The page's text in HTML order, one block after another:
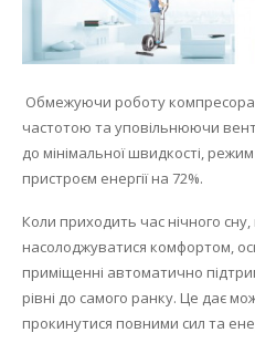
Обмежуючи роботу компресора
частотою та уповільнюючи
до мінімальної швидкості,
пристроєм енергії на 72%.
Коли приходить час нічного
насолоджуватися комфортом,
приміщенні автоматично
рівні до самого ранку. Це дає
прокинутися повними сил та